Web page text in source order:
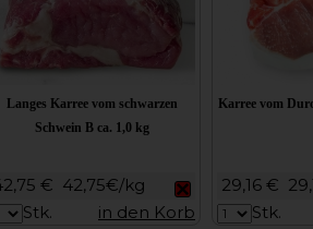
Langes Karree vom schwarzen
Schwein B ca. 1,0 kg
€ 42,75€/kg
Stk.
in den Korb
Karree vom
29,16 €
Stk.